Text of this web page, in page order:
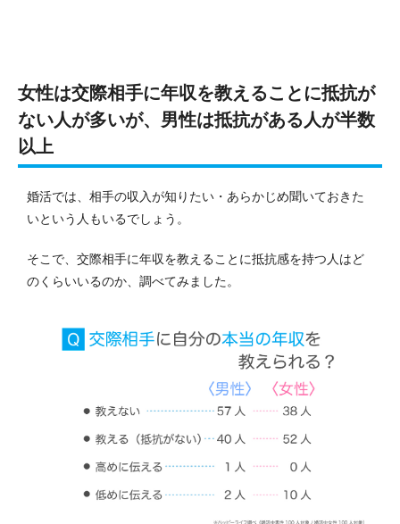
女性は交際相手に年収を教えることに抵抗が
ない人が多いが、男性は抵抗がある人が半数
以上
婚活では、相手の収入が知りたい・あらかじめ聞いておきた
いという人もいるでしょう。
そこで、交際相手に年収を教えることに抵抗感を持つ人はど
のくらいいるのか、調べてみました。